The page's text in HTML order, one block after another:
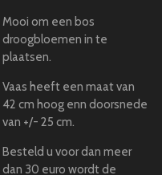
Mooi om een bos
droogbloemen in te
plaatsen.
Vaas heeft een maat van
42 cm hoog enn doorsnede
van +/- 25 cm.
Besteld u voor dan meer
dan 30 euro wordt de